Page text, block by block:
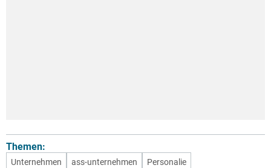
Themen:
Unternehmen ass-unternehmen
Personalie